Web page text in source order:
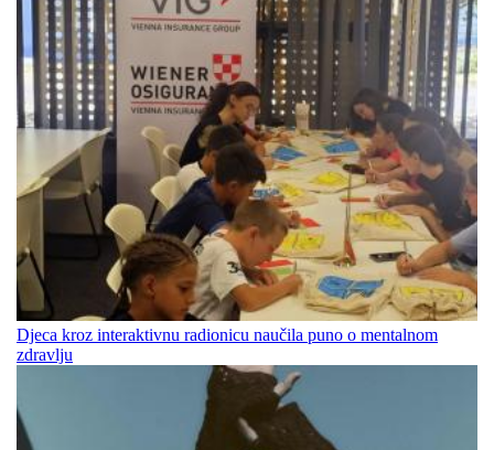
Djeca kroz interaktivnu radionicu naučila puno o mentalnom
zdravlju